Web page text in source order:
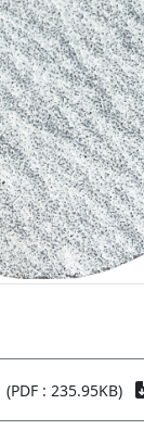
(PDF : 235.95KB)